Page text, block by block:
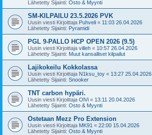
Lähetetty Sijainti: Osto & Myynti
SM-KILPAILU 23.5.2026 PVK
Uusin viesti Kirjoittaja Puhveli « 11:03 26.04.2026
Lähetetty Sijainti: Pyramidi
PGL 9-PALLO HCP OPEN 2026 (9.5)
Uusin viesti Kirjoittaja villeh « 10:57 26.04.2026
Lähetetty Sijainti: Muut kansalliset kilpailut
Lajikokeilu Kokkolassa
Uusin viesti Kirjoittaja N1ksu_toy « 13:27 25.04.2026
Lähetetty Sijainti: Snooker
TNT carbon hypäri.
Uusin viesti Kirjoittaja OlVi « 13:11 20.04.2026
Lähetetty Sijainti: Osto & Myynti
Ostetaan Mezz Pro Extension
Uusin viesti Kirjoittaja MK91 « 22:00 15.04.2026
Lähetetty Sijainti: Osto & Myynti